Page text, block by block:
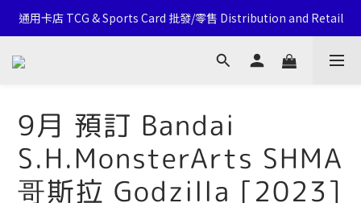
通用卡店 TCG & Sports Card 批發/零售 Distribution and Retail
通用卡店 TCG & Sports Card 批發/零售 Distribution and Retail
Click Here To Follow Our Social Media
通用卡店 TCG & Sports Card 批發/零售 Distribution and Retail
9月 預訂 Bandai
S.H.MonsterArts SHMA
哥斯拉 Godzilla [2023]